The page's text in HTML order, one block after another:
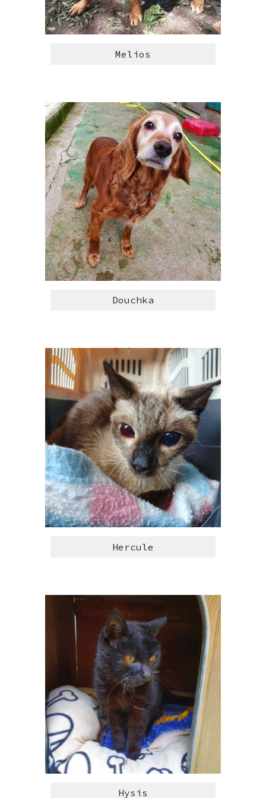
Melios
Douchka
Hercule
Hysis